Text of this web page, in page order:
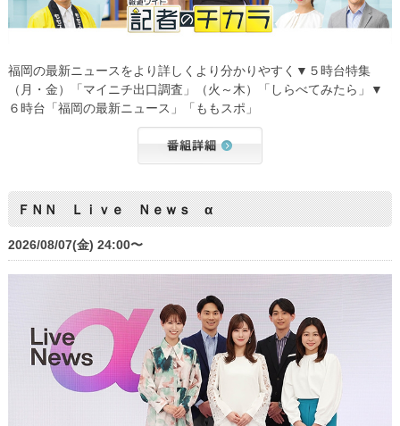
福岡の最新ニュースをより詳しくより分かりやすく▼５時台特集
（月・金）「マイニチ出口調査」（火～木）「しらべてみたら」▼
６時台「福岡の最新ニュース」「ももスポ」
ＦＮＮ Ｌｉｖｅ Ｎｅｗｓ α
2026/08/07(金) 24:00〜